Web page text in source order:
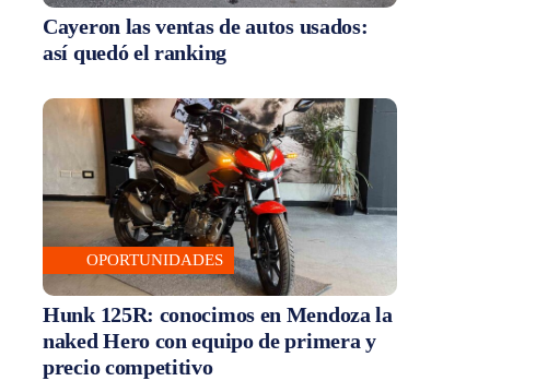
Cayeron las ventas de autos usados:
así quedó el ranking
OPORTUNIDADES
Hunk 125R: conocimos en Mendoza la
naked Hero con equipo de primera y
precio competitivo